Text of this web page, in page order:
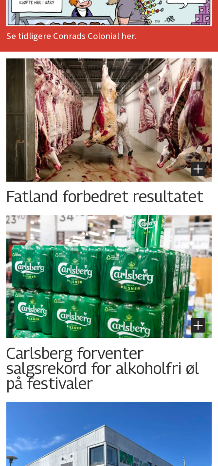
Se tidligere Conrads Colonial her.
Fatland forbedret resultatet
Carlsberg forventer
salgsrekord for alkoholfri øl
på festivaler